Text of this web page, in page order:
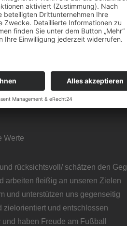
)Persönlichkeiten
Bereichen des Lebens – auf
Werte
rücksichtsvoll/ schätzen den
arbeiten fleißig an unseren Zielen
und unterstützen uns gegenseitig
zielorientiert und entschlossen
haben Freude am Fußball